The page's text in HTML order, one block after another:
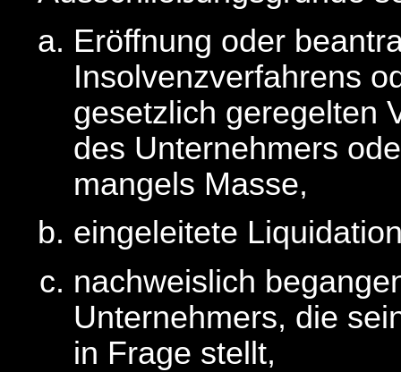
Eröffnung oder
Insolvenzverfahrens
gesetzlich geregelten
des Unternehmers
mangels Masse,
eingeleitete
nachweislich
Unternehmers, die
in Frage stellt,